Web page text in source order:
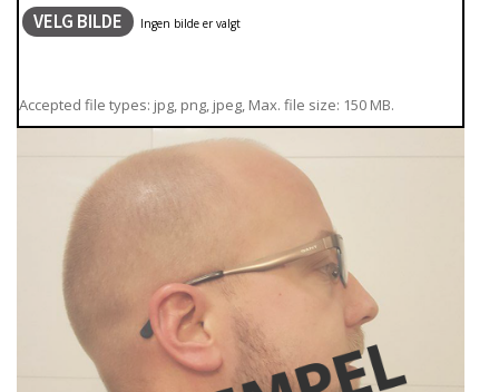
VELG BILDE
Accepted file types: jpg, png, jpeg, Max. file size: 150 MB.